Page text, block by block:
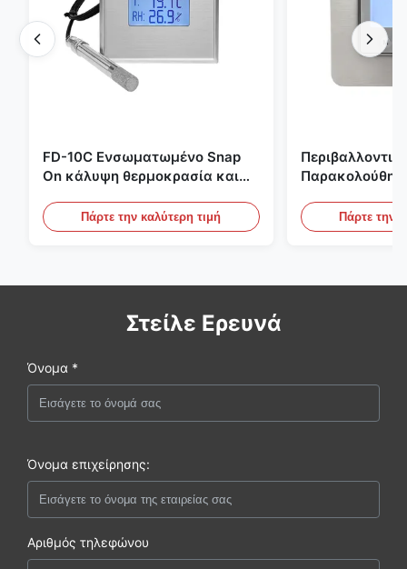
FD-10C Ενσωματωμένο Snap
On κάλυψη θερμοκρασία και
αντηλιακό οθόνη από
ανοξείδωτο χάλυβα
Πάρτε την καλύτερη τιμή
Ανοξείδωτο
20mA/RS485
Πάρτε την
Στείλε Ερευνά
Όνομα *
Όνομα επιχείρησης:
Αριθμός τηλεφώνου